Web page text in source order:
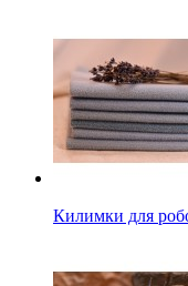
Килимки для